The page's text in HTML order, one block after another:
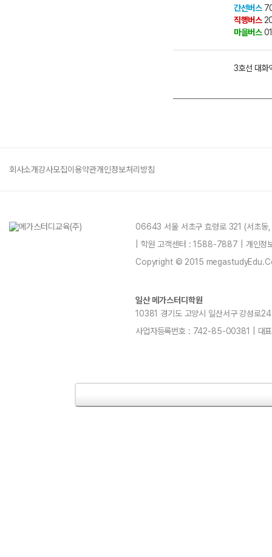
간선버스
직행버스
마을버스
3호선 대화
회사소개강사모집이용약관개인정보처리방침
06643 서울 서초구 효령로 321 (서초
| 학원 고객센터 : 1588-7887 | 개인
Copyright © 2015
일산 메가스터디학원
10381 경기도 고양시 일산서구 강성
사업자등록번호 : 742-85-00381 | 대표